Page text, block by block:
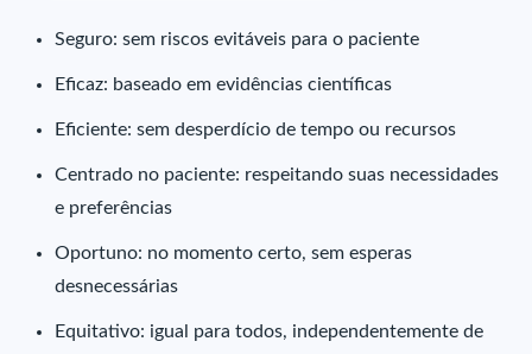
Seguro: sem riscos evitáveis para o paciente
Eficaz: baseado em evidências científicas
Eficiente: sem desperdício de tempo ou recursos
Centrado no paciente: respeitando suas necessidades
e preferências
Oportuno: no momento certo, sem esperas
desnecessárias
Equitativo: igual para todos, independentemente de